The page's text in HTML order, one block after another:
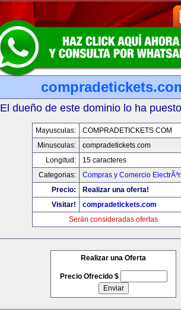
El dueño de este dominio lo ha
Mayusculas:
COMPRADETICKETS.COM
Minusculas:
compradetickets.com
Longitud:
15 caracteres
Categorias:
Compras y Comercio
Precio:
Realizar una oferta!
Visitar!
compradetickets.com
Serán consideradas ofertas
Realizar una Oferta
Precio Ofrecido $